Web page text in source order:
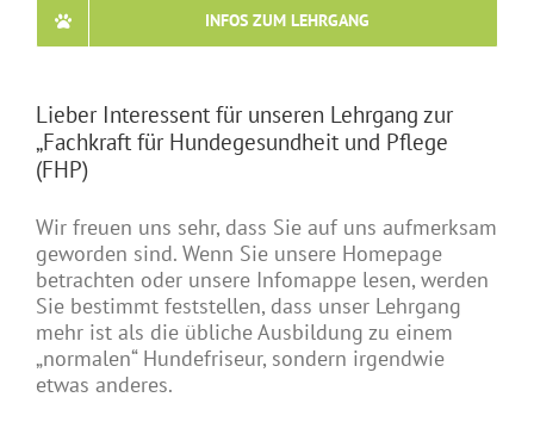
INFOS ZUM LEHRGANG
Lieber Interessent für unseren Lehrgang zur
„Fachkraft für Hundegesundheit und Pflege
(FHP)
Wir freuen uns sehr, dass Sie auf uns aufmerksam
geworden sind. Wenn Sie unsere Homepage
betrachten oder unsere Infomappe lesen, werden
Sie bestimmt feststellen, dass unser Lehrgang
mehr ist als die übliche Ausbildung zu einem
„normalen“ Hundefriseur, sondern irgendwie
etwas anderes.